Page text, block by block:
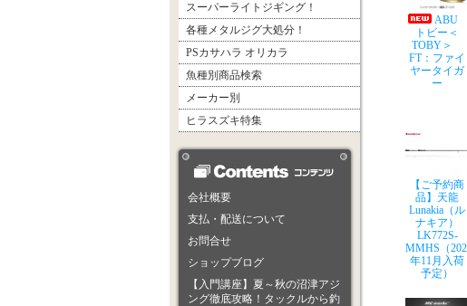
スーパーライトジギング！
各種メタルジグ大処分！
PSカサハラ オリカラ
魚種別商品検索
メーカー別
ヒラスズキ特集
会社概要
支払・配送について
お問合せ
ショップブログ
【入門講座】夏～秋の沼津アジ
ング徹底攻略！タックルから釣
ABU
トビー＜
TOBY＞
FT：ファイ
ヤータイガ
ー
【ご予約商
品】天龍
Lunakia（ル
ナキア）
LK772S-
MMHS（
年11月入荷
予定）